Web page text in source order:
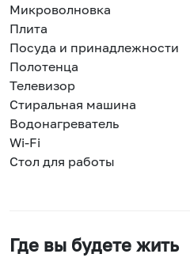
Микроволновка
Плита
Посуда и принадлежности
Полотенца
Телевизор
Стиральная машина
Водонагреватель
Wi-Fi
Стол для работы
Где вы будете жить